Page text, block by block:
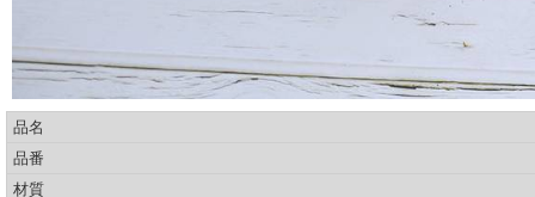
品名
品番
材質